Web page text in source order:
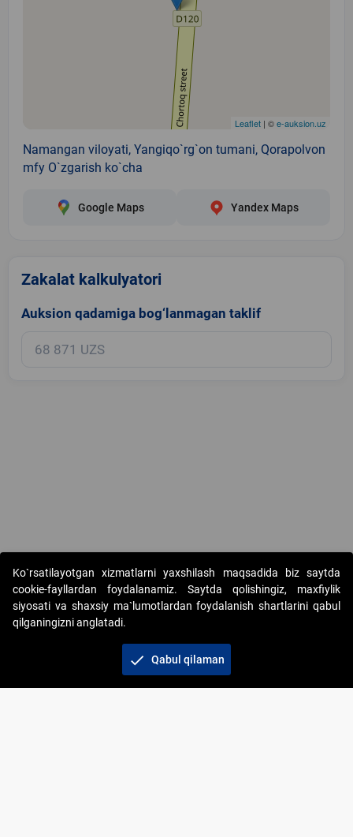
Leaflet | ©e-auksion.uz
Namangan viloyati, Yangiqo`rg`on tumani, Qorapolvon
mfy O`zgarish ko`cha
Google Maps Yandex Maps
Zakalat kalkulyatori
Auksion qadamiga bog‘lanmagan taklif
Copyright © 2017-2026. "Elektron onlayn-auksionlarni tashkil etish"
AJ. Barcha huquqlar himoyalangan
+998 71 202-21-11
Ko`rsatilayotgan xizmatlarni yaxshilash maqsadida biz saytda
cookie-fayllardan foydalanamiz. Saytda qolishingiz, maxfiylik
siyosati va shaxsiy ma`lumotlardan foydalanish shartlarini qabul
qilganingizni anglatadi.
check Qabul qilaman